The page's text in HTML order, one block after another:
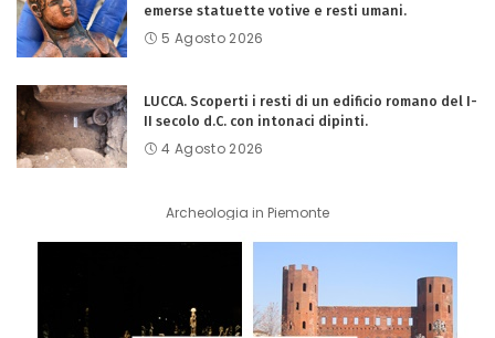
emerse statuette votive e resti umani.
5 Agosto 2026
LUCCA. Scoperti i resti di un edificio romano del I-
II secolo d.C. con intonaci dipinti.
4 Agosto 2026
Archeologia in Piemonte